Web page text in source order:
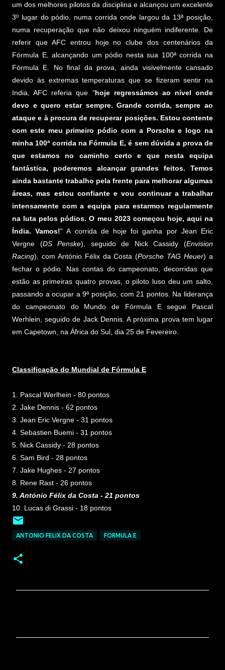
um dos melhores pilotos da disciplina e alcançou um excelente
3º lugar do pódio, numa corrida onde largou da 13ª posição,
numa recuperação que não deixou ninguém indiferente. De
referir que AFC entrou hoje no clube dos centenários da
Fórmula E, alcançando um pódio nesta sua 100ª corrida na
Fórmula E. No final da prova, ainda visivelmente cansado
devido às extremas temperaturas que se fizeram sentir na
India, AFC referia que "hoje regressámos ao nível onde
devo e quero estar sempre. Grande corrida, sempre ao
ataque e à procura de recuperar posições. Estou contente
com este meu primeiro pódio com a Porsche e logo na
minha 100ª corrida na Fórmula E, é sem dúvida a prova de
que estamos no caminho certo e que nesta equipa
fantástica, poderemos alcançar grandes feitos. Temos
ainda bastante trabalho pela frente para melhorar algumas
áreas, mas estou confiante e vou continuar a trabalhar
intensamente com a equipa para estarmos regularmente
na luta pelos pódios. O meu 2023 começou hoje, aqui na
Índia. Vamos!" A corrida de hoje foi ganha por Jean Eric
Vergne (DS Penske), seguido de Nick Cassidy (Envision
Racing), com António Félix da Costa (Porsche TAG Heuer) a
fechar o pódio. Nas contas do campeonato, decorridas que
estão as primeiras quatro provas, o piloto luso deu um salto,
passando a ocupar a 9ª posição, com 21 pontos. Na liderança
do campeonato do Mundo de Fórmula E segue Pascal
Werhlein, seguido de Jack Dennis. A próxima prova tem lugar
em Capetown, na África do Sul, dia 25 de Fevereiro.
Classificação do Mundial de Fórmula E
1. Pascal Werlhein - 80 pontos
2. Jake Dennis - 62 pontos
3. Jean Eric Vergne - 31 pontos
4. Sebastien Buemi - 31 pontos
5. Nick Cassidy - 28 pontos
6. Sam Bird - 28 pontos
7. Jake Hughes - 27 pontos
8. Rene Rast - 26 pontos
9. António Félix da Costa - 21 pontos
10. Lucas di Grassi - 18 pontos
ANTONIO FELIX DA COSTA FORMULA E